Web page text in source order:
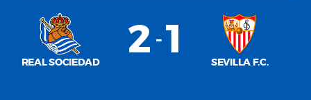
REAL SOCIEDAD
2 - 1
SEVILLA F.C.